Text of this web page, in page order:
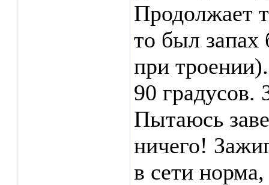
Продолжает
то был запах
при
90 градусов.
Пытаюсь
ничего!
в сети норма,